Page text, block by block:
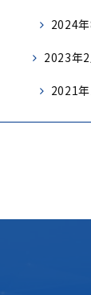
2024
2023年2
2021